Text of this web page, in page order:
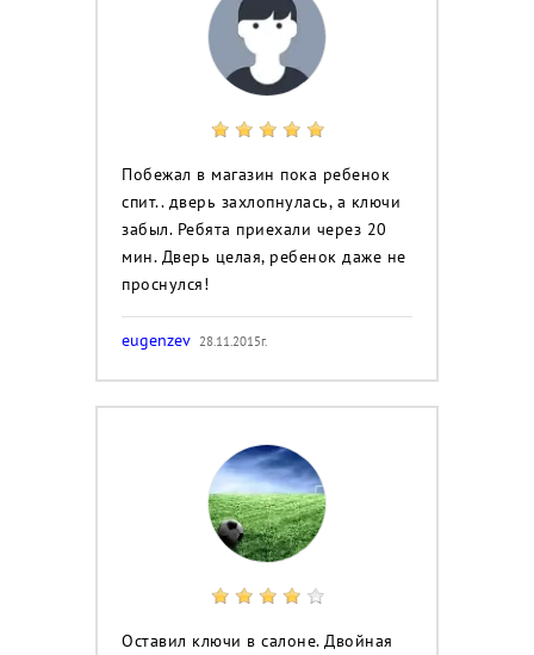
Побежал в магазин пока ребенок
спит.. дверь захлопнулась, а ключи
забыл. Ребята приехали через 20
мин. Дверь целая, ребенок даже не
проснулся!
eugenzev 28.11.2015г.
Оставил ключи в салоне. Двойная